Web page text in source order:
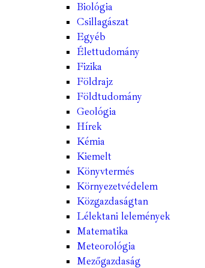
Biológia
Csillagászat
Egyéb
Élettudomány
Fizika
Földrajz
Földtudomány
Geológia
Hírek
Kémia
Kiemelt
Könyvtermés
Környezetvédelem
Közgazdaságtan
Lélektani lelemények
Matematika
Meteorológia
Mezőgazdaság